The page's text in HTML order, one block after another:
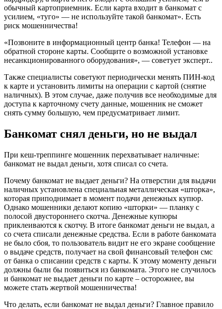
обычный картоприемник. Если карта входит в банкомат с
усилием, «туго» — не используйте такой банкомат». Есть
риск мошенничества!
«Позвоните в информационный центр банка! Телефон — на
обратной стороне карты. Сообщите о возможной установке
несанкционированного оборудования», — советует эксперт..
Также специалисты советуют периодически менять ПИН-код
к карте и установить лимиты на операции с картой (снятие
наличных). В этом случае, даже получив все необходимые для
доступа к карточному счету данные, мошенник не сможет
снять сумму большую, чем предусматривает лимит.
Банкомат снял деньги, но не выдал
При кеш-треппинге мошенник перехватывает наличные:
банкомат не выдал деньги, хотя списал со счета.
Почему банкомат не выдает деньги? На отверстии для выдачи
наличных установлена специальная металлическая «шторка»,
которая приподнимает в момент подачи денежных купюр.
Однако мошенники делают копию «шторки» — планку с
полосой двустороннего скотча. Денежные купюры
приклеиваются к скотчу. В итоге банкомат деньги не выдал, а
со счета списали денежные средства. Если в работе банкомата
не было сбоя, то пользователь видит не его экране сообщение
о выдаче средств, получает на свой финансовый телефон смс
от банка о списании средств с карты. К этому моменту деньги
должны были бы появиться из банкомата. Этого не случилось
и банкомат не выдает деньги по карте – осторожнее, вы
можете стать жертвой мошенничества!
Что делать, если банкомат не выдал деньги? Главное правило